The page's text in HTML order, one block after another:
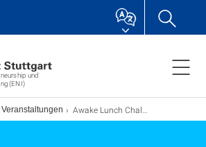
und
(ENI)
Veranstaltungen Awake Lunch Challenges